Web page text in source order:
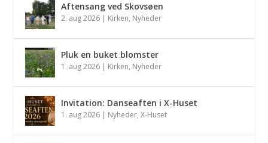
Aftensang ved Skovsøen
2. aug 2026 | Kirken, Nyheder
Pluk en buket blomster
1. aug 2026 | Kirken, Nyheder
Invitation: Danseaften i X-Huset
1. aug 2026 | Nyheder,X-Huset